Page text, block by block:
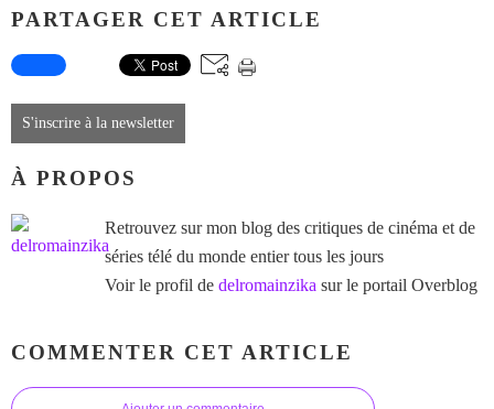
PARTAGER CET ARTICLE
S'inscrire à la newsletter
À PROPOS
Retrouvez sur mon blog des critiques de cinéma et de
séries télé du monde entier tous les jours
Voir le profil de delromainzika sur le portail Overblog
COMMENTER CET ARTICLE